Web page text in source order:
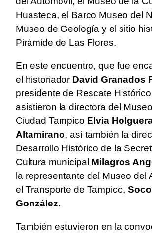
Huasteca, el Barco Museo del
Museo de Geología y el sitio
Pirámide de Las Flores.
En este encuentro, que fue
el historiador David Granados
presidente de Rescate
asistieron la directora del
Ciudad Tampico Elvia
Altamirano, así también la
Desarrollo Histórico de la
Cultura municipal Milagros
la representante del Museo del
el Transporte de Tampico,
González.
También estuvieron en la